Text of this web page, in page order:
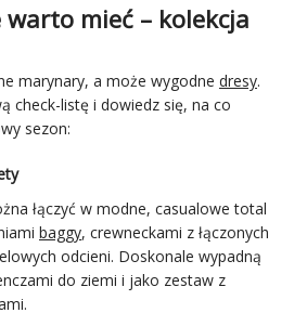
mieć – kolekcja
marynary, a może wygodne dresy.
check-listę i dowiedz się, na co
sezon:
łączyć w modne, casualowe total
baggy, crewneckami z łączonych
odcieni. Doskonale wypadną
do ziemi i jako zestaw z